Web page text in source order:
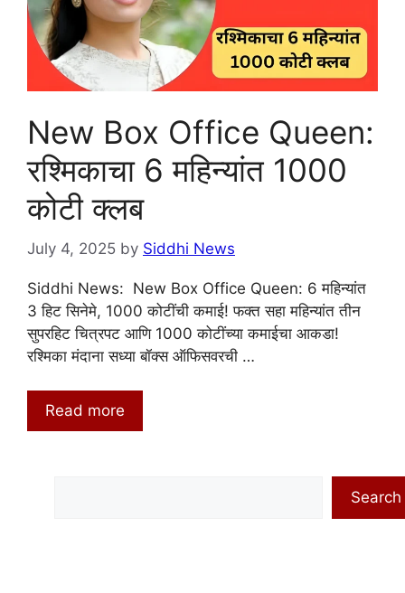
New Box Office Queen:
रश्मिकाचा 6 महिन्यांत 1000
कोटी क्लब
July 4, 2025 by Siddhi News
Siddhi News: New Box Office Queen: 6 महिन्यांत
3 हिट सिनेमे, 1000 कोटींची कमाई! फक्त सहा महिन्यांत तीन
सुपरहिट चित्रपट आणि 1000 कोटींच्या कमाईचा आकडा!
रश्मिका मंदाना सध्या बॉक्स ऑफिसवरची …
Read more
Search